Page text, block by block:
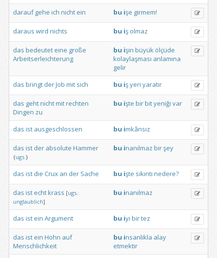
darauf gehe ich nicht ein bu işe girmem!
daraus wird nichts bu iş olmaz
das bedeutet eine große
Arbeitserleichterung
bu işin büyük ölçüde
kolaylaşması anlamına
gelir
das bringt derJob mit sich bu işyeri yaratır
das gehtnichtmitrechten
Dingen zu
bu işte birbityeniği var
das ist ausgeschlossen bu imkânsız
das ist der absolute Hammer
{ugs.}
bu inanılmaz birşey
das ist die Crux an der Sache bu işte sıkıntı nedere?
das ist echtkrass [ugs.:
unglaublich]
bu inanılmaz
das ist ein Argument bu iyi birtez
das ist ein Hohn auf
Menschlichkeit
bu insanlıkla alay
etmektir